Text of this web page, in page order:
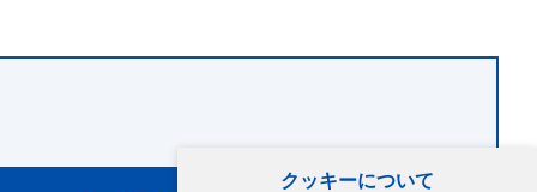
クッキーについて